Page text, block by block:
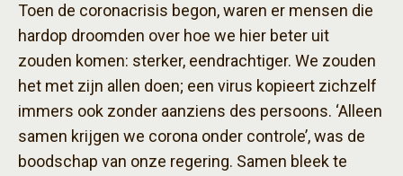
Toen de coronacrisis begon, waren er mensen die
hardop droomden over hoe we hier beter uit
zouden komen: sterker, eendrachtiger. We zouden
het met zijn allen doen; een virus kopieert zichzelf
immers ook zonder aanziens des persoons. ‘Alleen
samen krijgen we corona onder controle’, was de
boodschap van onze regering. Samen bleek te